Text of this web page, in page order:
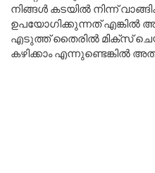
നിങ്ങൾ കടയിൽ നിന്ന്
ഉപയോഗിക്കുന്നത് എങ്കിൽ
എടുത്ത് തൈരിൽ മിക്സ്
കഴിക്കാം എന്നുണ്ടെങ്കില്‍